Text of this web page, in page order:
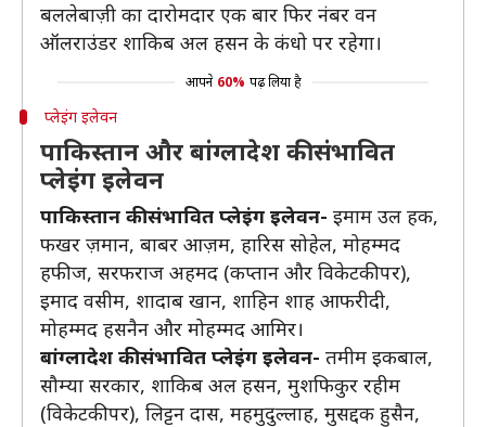
बललेबाज़ी का दारोमदार एक बार फिर नंबर वन
ऑलराउंडर शाकिब अल हसन के कंधो पर रहेगा।
आपने 60% पढ़ लिया है
प्लेइंग इलेवन
पाकिस्तान और बांग्लादेश की संभावित
प्लेइंग इलेवन
पाकिस्तान की संभावित प्लेइंग इलेवन- इमाम उल हक,
फखर ज़मान, बाबर आज़म, हारिस सोहेल, मोहम्मद
हफीज, सरफराज अहमद (कप्तान और विकेटकीपर),
इमाद वसीम, शादाब खान, शाहिन शाह आफरीदी,
मोहम्मद हसनैन और मोहम्मद आमिर।
बांग्लादेश की संभावित प्लेइंग इलेवन- तमीम इकबाल,
सौम्या सरकार, शाकिब अल हसन, मुशफिकुर रहीम
(विकेटकीपर), लिट्टन दास, महमुदुल्लाह, मुसद्दक हुसैन,